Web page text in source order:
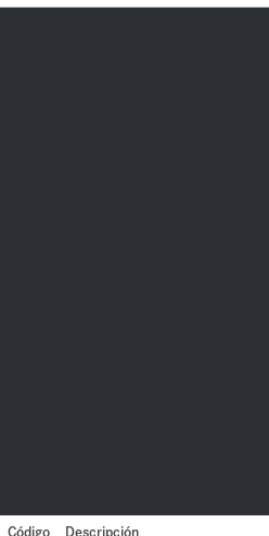
Código
Descripción